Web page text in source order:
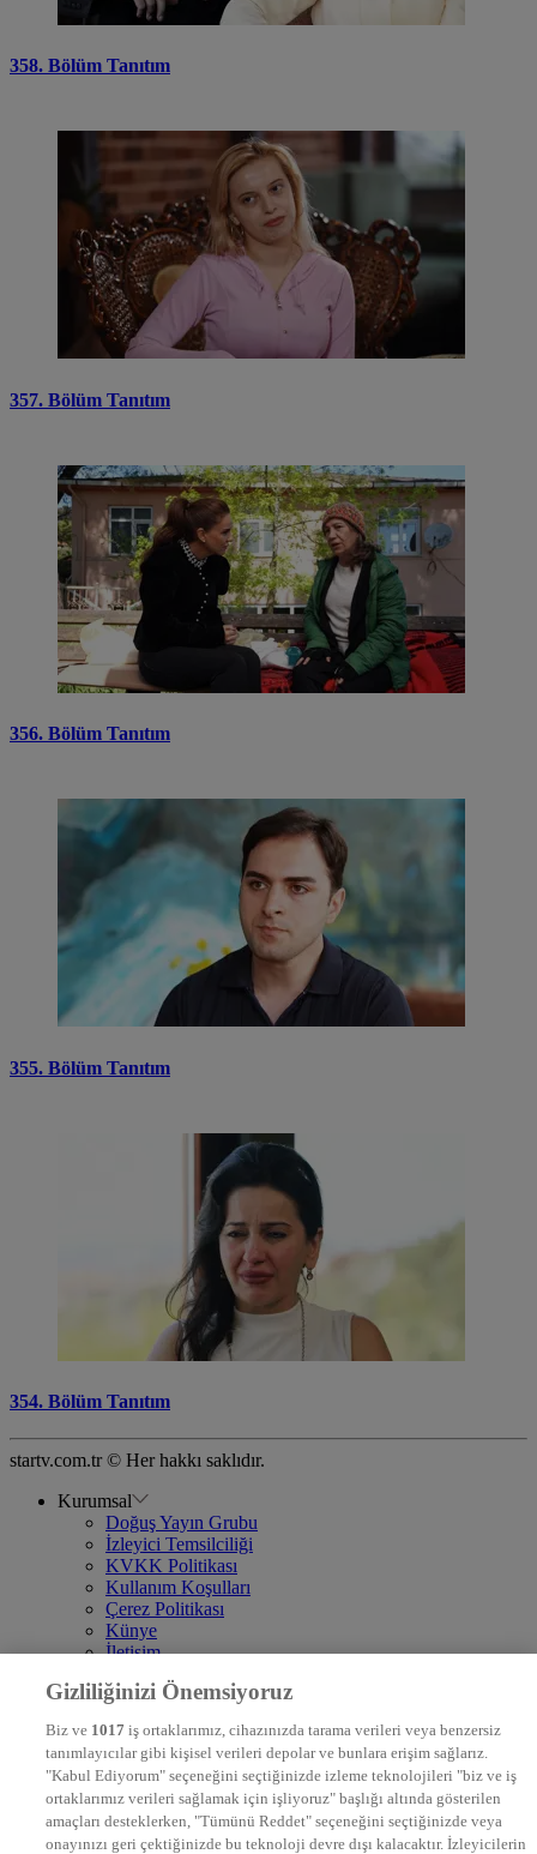
358. Bölüm Tanıtım
357. Bölüm Tanıtım
356. Bölüm Tanıtım
355. Bölüm Tanıtım
354. Bölüm Tanıtım
startv.com.tr © Her hakkı saklıdır.
Kurumsal
Doğuş Yayın Grubu
İzleyici Temsilciliği
KVKK Politikası
Kullanım Koşulları
Çerez Politikası
Künye
İletişim
DYG Televizyonlar
STAR
EURO STAR
KRAL POP TV
DYG Radyolar
NTV RADYO
KRAL FM
Gizliliğinizi Önemsiyoruz
Biz ve 1017 iş ortaklarımız, cihazınızda tarama verileri veya benzersiz
tanımlayıcılar gibi kişisel verileri depolar ve bunlara erişim sağlarız.
"Kabul Ediyorum" seçeneğini seçtiğinizde izleme teknolojileri "biz ve iş
ortaklarımız verileri sağlamak için işliyoruz" başlığı altında gösterilen
amaçları desteklerken, "Tümünü Reddet" seçeneğini seçtiğinizde veya
onayınızı geri çektiğinizde bu teknoloji devre dışı kalacaktır. İzleyicilerin